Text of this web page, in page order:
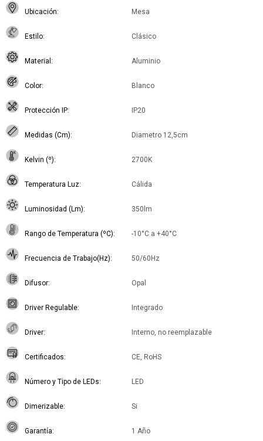
Ubicación Mesa
Estilo Clásico
Material Aluminio
Color Blanco
Protección IP IP20
Medidas (Cm) Diametro 12,5cm
Kelvin (º) 2700K
Temperatura Luz Cálida
Luminosidad (Lm) 350lm
Rango de Temperatura (ºC) -10°C a +40°C
Frecuencia de Trabajo(Hz) 50/60Hz
Difusor Opal
Driver Regulable Integrado
Driver Interno, no reemplazable
Certificados CE, RoHS
Número y Tipo de LEDs LED
Dimerizable Si
Garantía 1 Año